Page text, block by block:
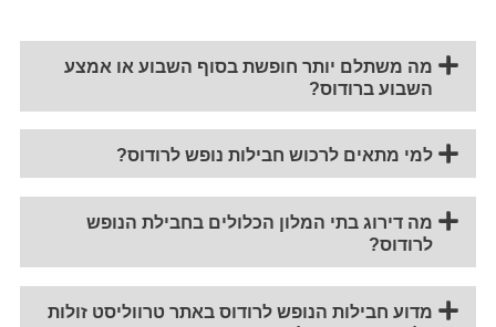
מה משתלם יותר חופשת בסוף השבוע או אמצע
השבוע ברודוס?
למי מתאים לרכוש חבילות נופש לרודוס?
מה דירוג בתי המלון הכלולים בחבילת הנופש
לרודוס?
מדוע חבילות הנופש לרודוס באתר טרווליסט זולות